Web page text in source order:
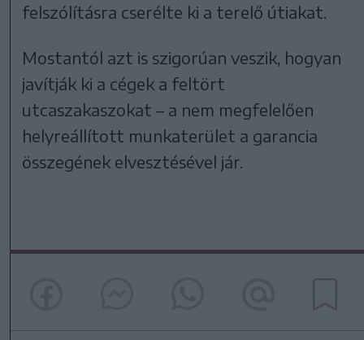
felszólításra cserélte ki a terelő útiakat.
Mostantól azt is szigorúan veszik, hogyan
javítják ki a cégek a feltört
utcaszakaszokat – a nem megfelelően
helyreállított munkaterület a garancia
összegének elvesztésével jár.